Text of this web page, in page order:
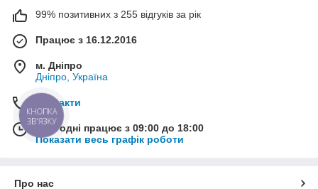
99% позитивних з 255 відгуків за рік
Працює з 16.12.2016
м. Дніпро
Дніпро, Україна
Контакти
Сьогодні працює з 09:00 до 18:00
Показати весь графік роботи
Про нас
КНОПКА
ЗВ'ЯЗКУ